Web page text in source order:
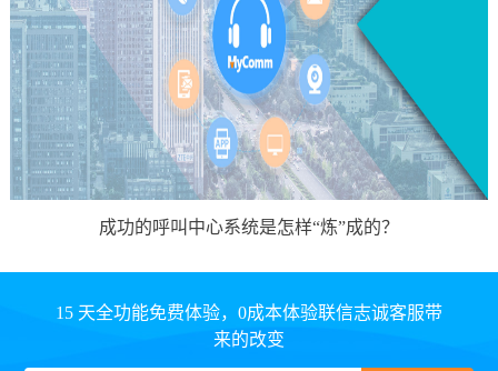
成功的呼叫中心系统是怎样“炼”成的？
15 天全功能免费体验，0成本体验联信志诚客服带
来的改变